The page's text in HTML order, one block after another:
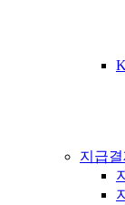
지급결